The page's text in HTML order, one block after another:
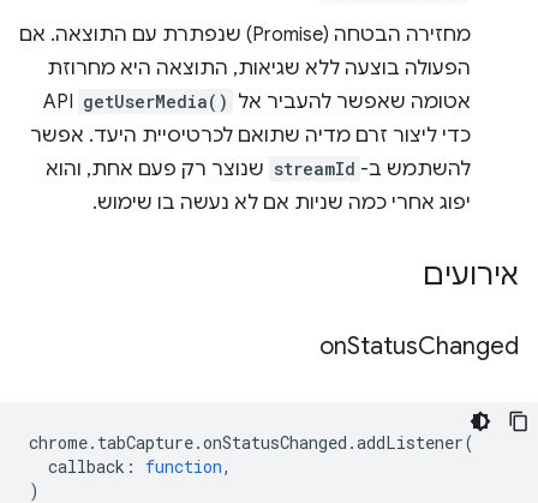
מחזירה הבטחה (Promise) שנפתרת עם התוצאה. אם
הפעולה בוצעה ללא שגיאות, התוצאה היא מחרוזת
אטומה שאפשר להעביר אל getUserMedia()
API
כדי ליצור זרם מדיה שתואם לכרטיסיית היעד. אפשר
להשתמש ב- streamId שנוצר רק פעם אחת, והוא
יפוג אחרי כמה שניות אם לא נעשה בו שימוש.
אירועים
onStatusChanged
chrome. tabCapture.onStatusChanged .addListener(
callback : function,
)